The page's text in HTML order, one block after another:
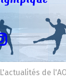
L'actualités de